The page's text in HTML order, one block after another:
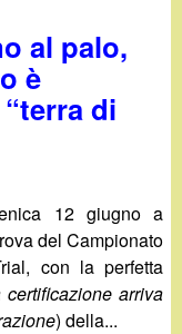
al palo,
è
di
12 giugno a
del Campionato
con la perfetta
certificazione arriva
) della...